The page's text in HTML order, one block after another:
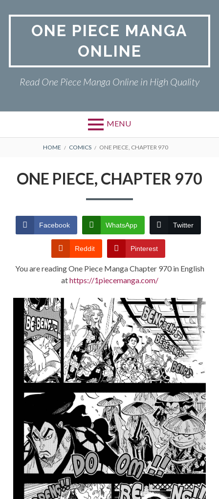
ONE PIECE MANGA
ONLINE
Read One Piece Manga Online in High Quality
MENU
Primary
ONE PIECE
TERMS AND
CONDITIONS
BREADCRUMBS
HOME COMICS ONE PIECE, CHAPTER 970
ONE PIECE, CHAPTER 970
Facebook WhatsApp Twitter
Reddit Pinterest
You are reading One Piece Manga Chapter 970 in English
athttps://1piecemanga.com/